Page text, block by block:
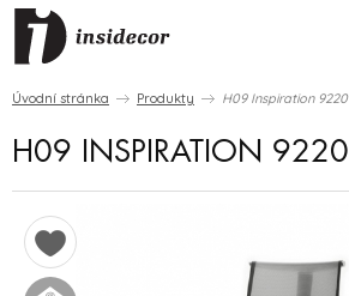
Úvodní stránka Produkty H09 Inspiration 9220
H09 INSPIRATION 9220